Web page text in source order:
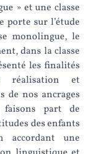
» et une classe
porte sur l’étude
monolingue, le
dans la classe
les finalités
et
de nos ancrages
faisons part de
des enfants
accordant une